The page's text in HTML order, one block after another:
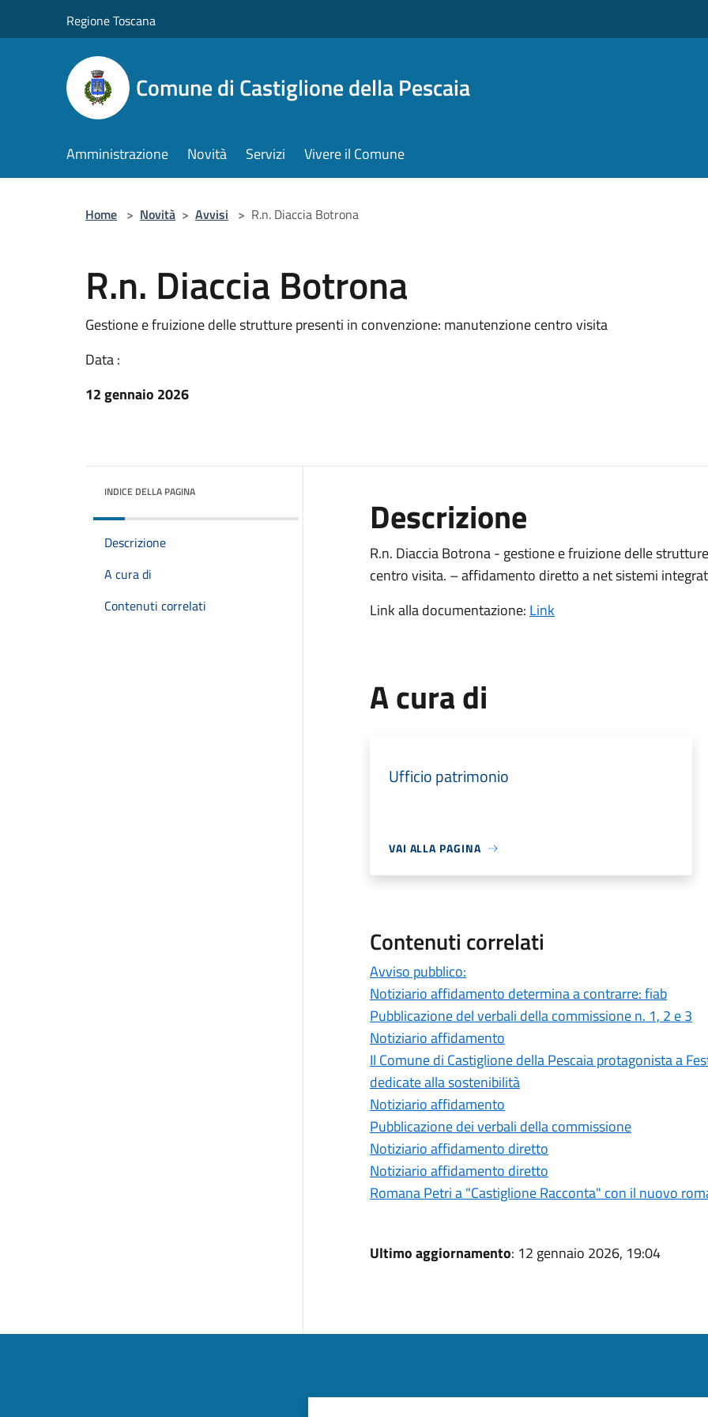
Regione Toscana
Comune di Castiglione della Pescaia
Amministrazione Novità Servizi Vivere il Comune
Home > Novità > Avvisi > R.n. Diaccia Botrona
R.n. Diaccia Botrona
Gestione e fruizione delle strutture presenti in convenzione: manutenzione centro visita
Data :
12 gennaio 2026
INDICE DELLA PAGINA
Descrizione
A cura di
Contenuti correlati
Descrizione
R.n. Diaccia Botrona - gestione e fruizione delle
centro visita. – affidamento diretto a net sistemi
Link alla documentazione: Link
A cura di
Ufficio patrimonio
VAI ALLA PAGINA
Contenuti correlati
Avviso pubblico:
Notiziario affidamento determina a contrarre: fiab
Pubblicazione del verbali della commissione n. 1, 2 e 3
Notiziario affidamento
Il Comune di Castiglione della Pescaia protagonista a
dedicate alla sostenibilità
Notiziario affidamento
Pubblicazione dei verbali della commissione
Notiziario affidamento diretto
Notiziario affidamento diretto
Romana Petri a "Castiglione Racconta" con il nuovo
Ultimo aggiornamento: 12 gennaio 2026, 19:04